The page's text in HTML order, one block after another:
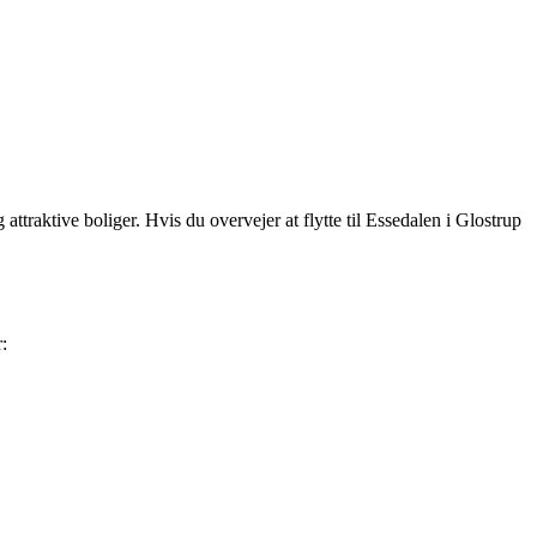
boliger. Hvis du overvejer at flytte til Essedalen i Glostrup